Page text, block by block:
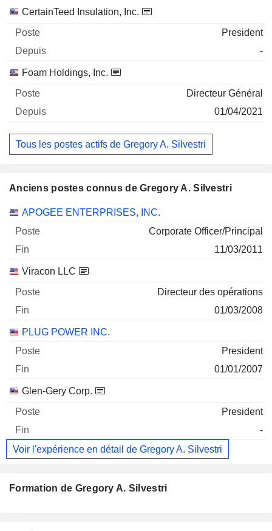
Sociétés Poste Début
CertainTeed Insulation, Inc.
President
-
Foam Holdings, Inc.
Directeur Général
01/04/2021
Tous les postes actifs de Gregory A. Silvestri
Anciens postes connus de Gregory A. Silvestri
Sociétés Poste Fin
APOGEE ENTERPRISES, INC.
Corporate Officer/Principal
11/03/2011
Viracon LLC
Directeur des opérations
01/03/2008
PLUG POWER INC.
President
01/01/2007
Glen-Gery Corp.
President
-
Voir l'expérience en détail de Gregory A. Silvestri
Formation de Gregory A. Silvestri